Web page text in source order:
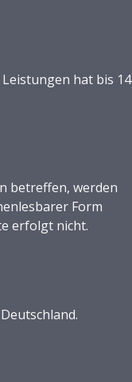
hat bis 14
betreffen, werden
Form
erfolgt nicht.